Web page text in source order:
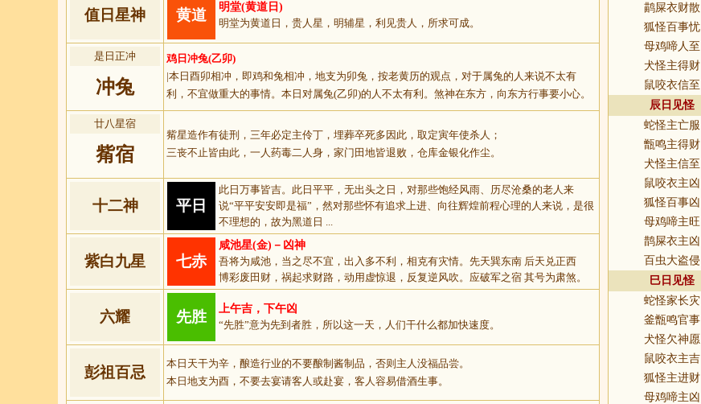
值日星神 黄道
明堂(黄道日)
明堂为黄道日，贵人星，明辅星，利见贵人，所求可成。
是日正冲
冲兔
鸡日冲兔(乙卯)
|本日酉卯相冲，即鸡和兔相冲，地支为卯兔，按老黄历的观点，对于属兔的人来说不太有
利，不宜做重大的事情。本日对属兔(乙卯)的人不太有利。煞神在东方，向东方行事要小心。
廿八星宿
觜宿
觜星造作有徒刑，三年必定主伶丁，埋葬卒死多因此，取定寅年使杀人；
三丧不止皆由此，一人药毒二人身，家门田地皆退败，仓库金银化作尘。
十二神 平日
此日万事皆吉。此日平平，无出头之日，对那些饱经风雨、历尽沧桑的老人来
说“平平安安即是福”，然对那些怀有追求上进、向往辉煌前程心理的人来说，是很
不理想的，故为黑道日 ...
紫白九星 七赤
咸池星(金)－凶神
吾将为咸池，当之尽不宜，出入多不利，相克有灾情。先天巽东南 后天兑正西
博彩废田财，祸起求财路，动用虚惊退，反复逆风吹。应破军之宿 其号为肃煞。
六耀 先胜
上午吉，下午凶
“先胜”意为先到者胜，所以这一天，人们干什么都加快速度。
彭祖百忌
本日天干为辛，酿造行业的不要酿制酱制品，否则主人没福品尝。
本日地支为酉，不要去宴请客人或赴宴，客人容易借酒生事。
鹋屎衣财散
狐怪百事忧
母鸡啼人至
犬怪主得财
鼠咬衣信至
辰日见怪
蛇怪主亡服
甑鸣主得财
犬怪主信至
鼠咬衣主凶
狐怪百事凶
母鸡啼主旺
鹊屎衣主凶
百虫大盗侵
巳日见怪
蛇怪家长灾
釜甑鸣官事
犬怪欠神愿
鼠咬衣主吉
狐怪主进财
母鸡啼主凶